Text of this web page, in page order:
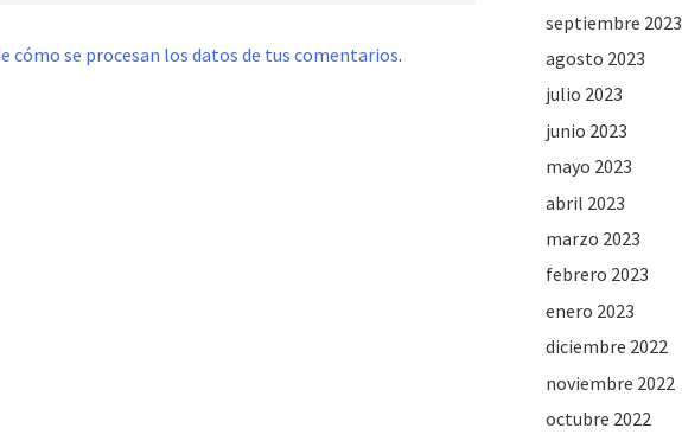
cómo se procesan los datos de tus comentarios.
septiembre 2023
agosto 2023
julio 2023
junio 2023
mayo 2023
abril 2023
marzo 2023
febrero 2023
enero 2023
diciembre 2022
noviembre 2022
octubre 2022